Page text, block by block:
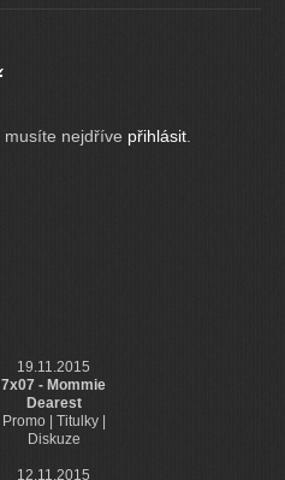
nejdříve přihlásit
19.11.2015
7x07 - Mommie
Dearest
Promo | Titulky |
Diskuze
12.11.2015